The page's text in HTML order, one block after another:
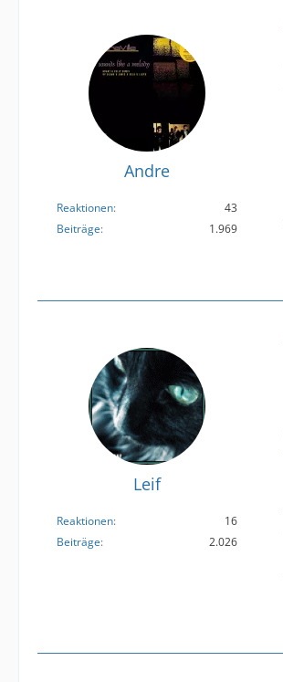
Andre
Reaktionen
43
Beiträge
1.969
Leif
Reaktionen
16
Beiträge
2.026